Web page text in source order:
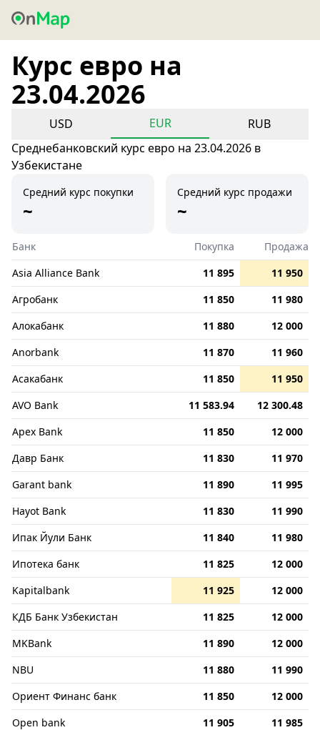
Курс евро на
23.04.2026
USD EUR
RUB
Среднебанковский курс евро на 23.04.2026 в
Узбекистане
Средний курс покупки
~
Средний курс продажи
~
Банк Покупка
Продажа
Asia Alliance Bank
11 895
11 950
Агробанк
11 850
11 980
Алокабанк
11 880
12 000
Anorbank
11 870
11 960
Асакабанк
11 850
11 950
AVO Bank
11 583.94
12 300.48
Apex Bank
11 850
12 000
Давр Банк
11 830
11 970
Garant bank
11 890
11 995
Hayot Bank
11 830
11 990
Ипак Йули Банк
11 840
11 980
Ипотека банк
11 825
12 000
Kapitalbank
11 925
12 000
КДБ Банк Узбекистан
11 825
12 000
MKBank
11 890
12 000
NBU
11 880
11 990
Ориент Финанс банк
11 850
12 000
Open bank
11 905
11 985